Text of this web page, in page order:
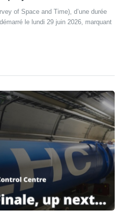
of Space and Time), d’une durée
le lundi 29 juin 2026, marquant